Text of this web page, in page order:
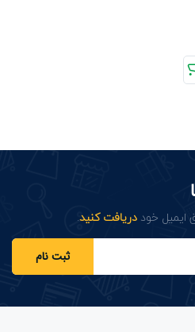
ایمیل خود دریافت کنید.
ثبت نام